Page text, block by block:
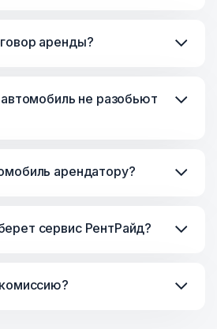
аренды?
не разобьют
арендатору?
сервис РентРайд?